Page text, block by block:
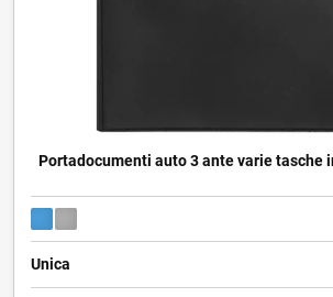
Portadocumenti auto 3 ante varie tasche
Unica